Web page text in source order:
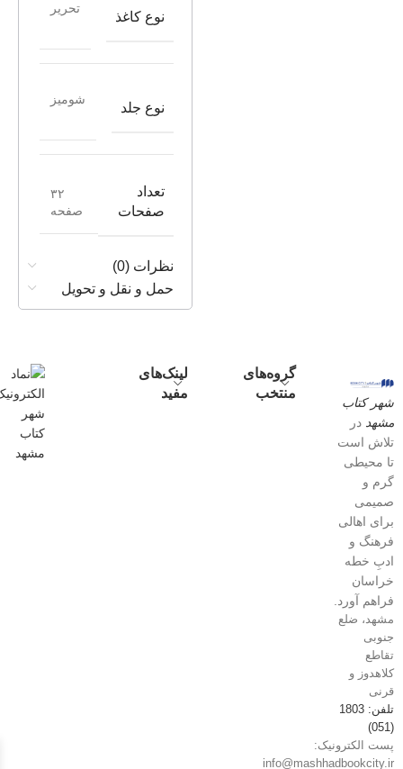
نوع کاغذ
تحریر
نوع جلد
شومیز
تعداد
صفحات
۳۲
صفحه
نظرات (0)
حمل و نقل و تحویل
شهر کتاب
مشهد در
تلاش است
تا محیطی
گرم و
صمیمی
برای اهالی
فرهنگ و
ادبِ خطه
خراسان
فراهم آورد.
مشهد، ضلع
جنوبی
تقاطع
کلاهدوز و
قرنی
تلفن: 1803
(051)
پست الکترونیک:
info@mashhadbookcity.ir
گروه‌های
منتخب
لینک‌های
مفید